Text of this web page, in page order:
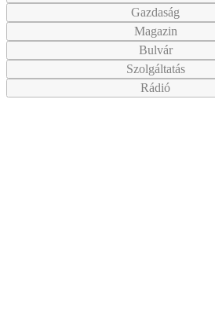
Gazdaság
Magazin
Bulvár
Szolgáltatás
Rádió